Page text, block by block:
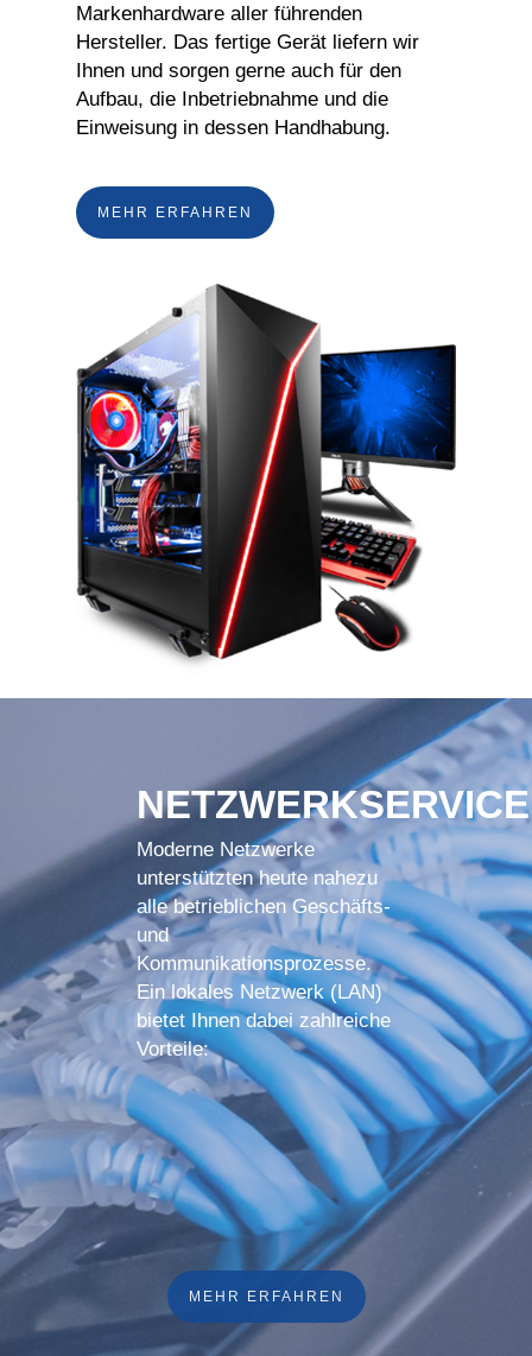
Markenhardware aller führenden
Hersteller. Das fertige Gerät liefern wir
Ihnen und sorgen gerne auch für den
Aufbau, die Inbetriebnahme und die
Einweisung in dessen Handhabung.
MEHR ERFAHREN
NETZWERKSERVICE
Moderne Netzwerke
unterstützten heute nahezu
alle betrieblichen Geschäfts-
und
Kommunikationsprozesse.
Ein lokales Netzwerk (LAN)
bietet Ihnen dabei zahlreiche
Vorteile:
MEHR ERFAHREN